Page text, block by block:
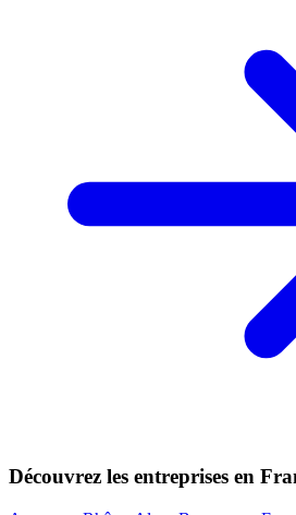
Découvrez les entreprises en